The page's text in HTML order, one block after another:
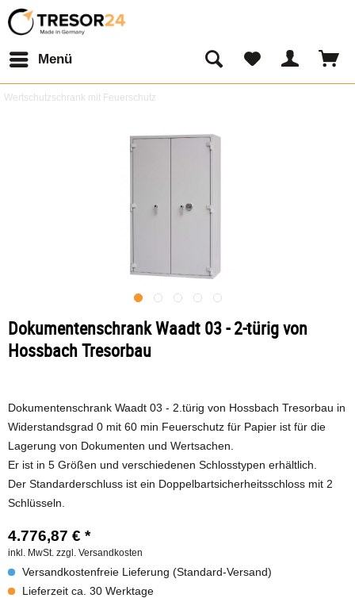
Menü
Wertschutzschrank mit Feuerschutz
Dokumentenschrank Waadt 03 - 2-türig von
Hossbach Tresorbau
Dokumentenschrank Waadt 03 - 2.türig von Hossbach Tresorbau in
Widerstandsgrad 0 mit 60 min Feuerschutz für Papier ist für die
Lagerung von Dokumenten und Wertsachen.
Er ist in 5 Größen und verschiedenen Schlosstypen erhältlich.
Der Standarderschluss ist ein Doppelbartsicherheitsschloss mit 2
Schlüsseln.
4.776,87 € *
inkl. MwSt. zzgl. Versandkosten
Versandkostenfreie Lieferung (Standard-Versand)
Lieferzeit ca. 30 Werktage